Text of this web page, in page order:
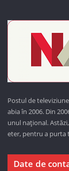
Postul de
abia în 2006. Din
unul național. Astăzi,
eter, pentru a purta
Date de